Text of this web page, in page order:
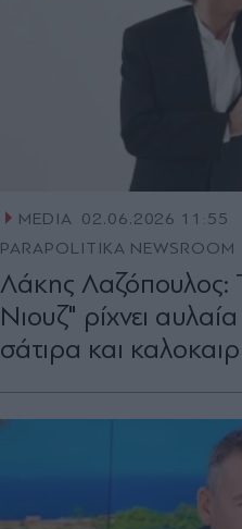
MEDIA 02.06.2026 11:55
PARAPOLITIKA NEWSROOM
Λάκης Λαζόπουλος:
Νιουζ" ρίχνει
σάτιρα και